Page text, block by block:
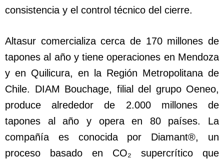
consistencia y el control técnico del cierre.
Altasur comercializa cerca de 170 millones de
tapones al año y tiene operaciones en Mendoza
y en Quilicura, en la Región Metropolitana de
Chile. DIAM Bouchage, filial del grupo Oeneo,
produce alrededor de 2.000 millones de
tapones al año y opera en 80 países. La
compañía es conocida por Diamant®, un
proceso basado en CO₂ supercrítico que